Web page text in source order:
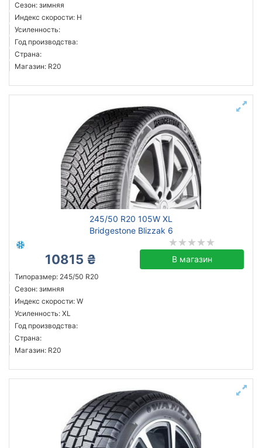
Сезон: зимняя
Индекс скорости: H
Усиленность:
Год производства:
Страна:
Магазин: R20
245/50 R20 105W XL
Bridgestone Blizzak 6
10815 ₴ В магазин
Типоразмер: 245/50 R20
Сезон: зимняя
Индекс скорости: W
Усиленность: XL
Год производства:
Страна:
Магазин: R20